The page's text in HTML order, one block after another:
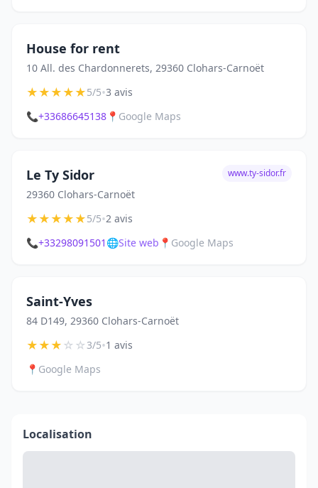
House for rent
10 All. des Chardonnerets, 29360 Clohars-Carnoët
★★★★★5/5•3 avis
📞+33686645138 📍 Google Maps
Le Ty Sidor
29360 Clohars-Carnoët
www.ty-sidor.fr
★★★★★5/5•2 avis
📞+33298091501 🌐Site web 📍 Google Maps
Saint-Yves
84 D149, 29360 Clohars-Carnoët
★★★☆☆3/5•1 avis
📍 Google Maps
Localisation